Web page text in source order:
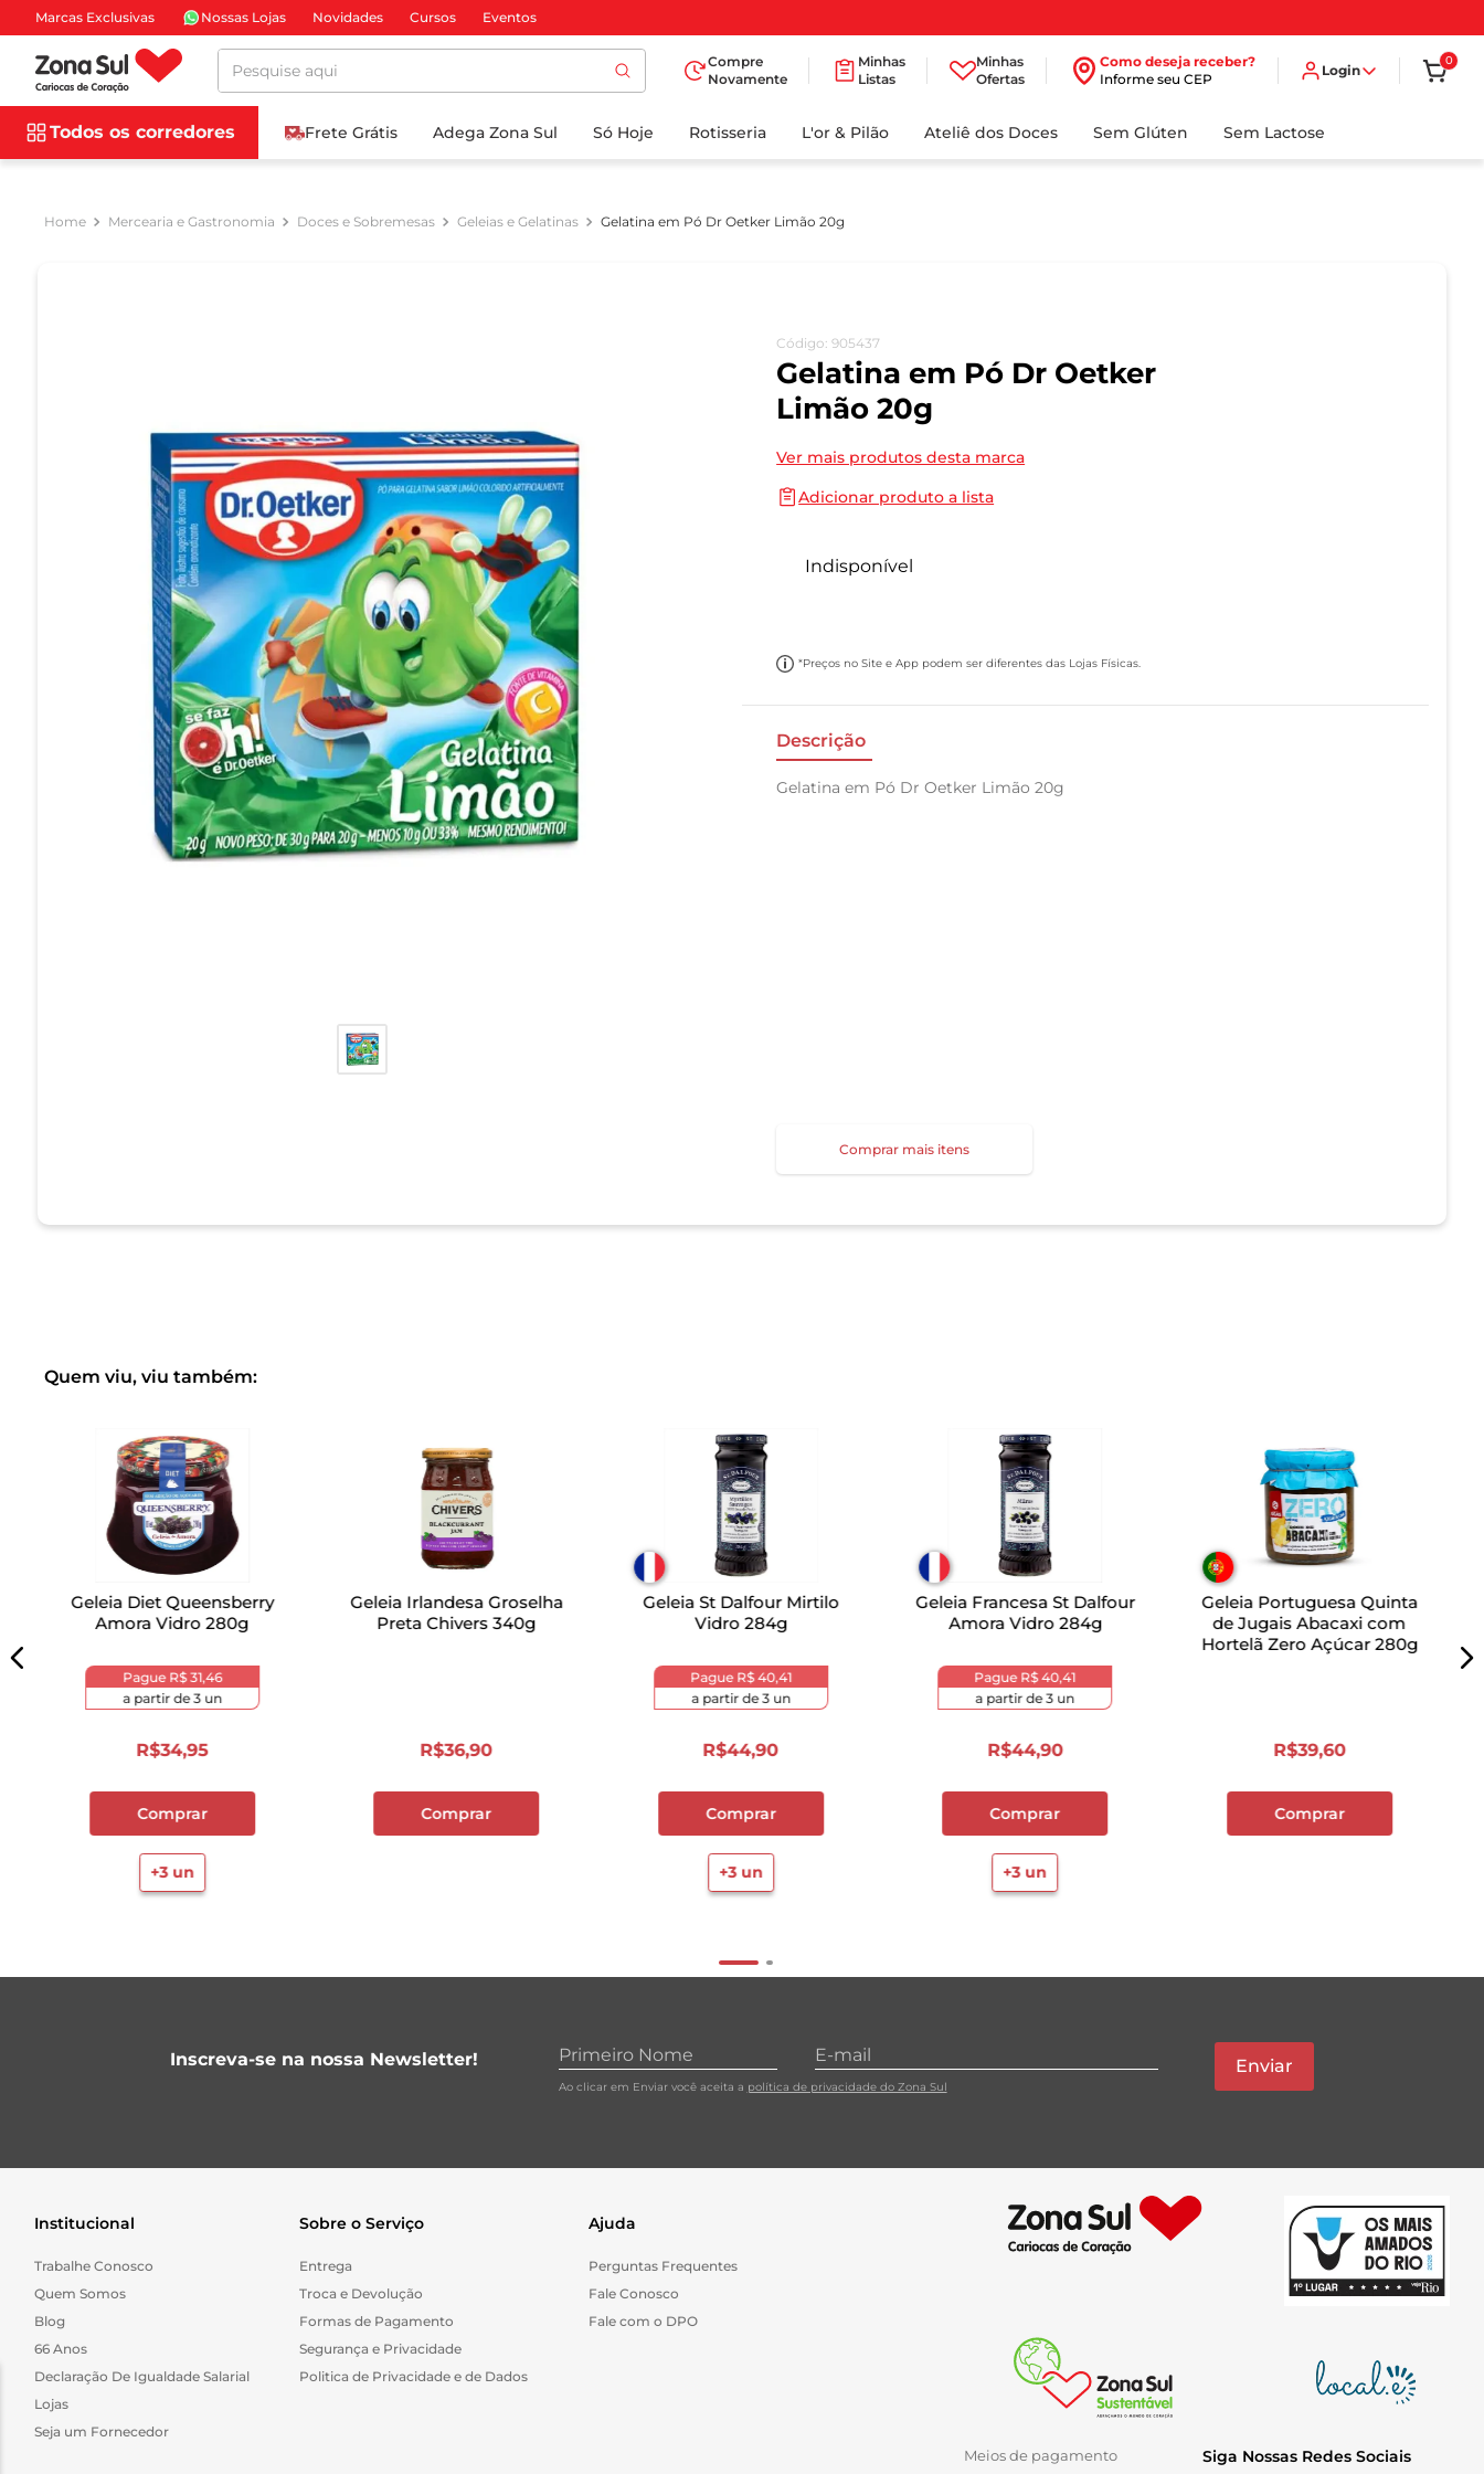
Marcas Exclusivas Nossas Lojas Novidades Cursos Eventos
Pesquise aqui
Compre
Novamente
Minhas
Listas
Minhas
Ofertas
Como deseja receber?
Informe seu CEP
Login
0
Todos os corredores Frete Grátis Adega Zona Sul Só Hoje Rotisseria L'or & Pilão Ateliê dos Doces Sem Glúten Sem Lactose
Mercearia e Gastronomia Doces e Sobremesas Geleias e Gelatinas Gelatina em Pó Dr Oetker Limão 20g
Código:905437
Gelatina em Pó Dr Oetker
Limão 20g
Ver mais produtos desta marca
Adicionar produto a lista
Indisponível
*Preços no Site e App podem ser diferentes das Lojas Físicas.
Descrição
Gelatina em Pó Dr Oetker Limão 20g
Comprar mais itens
Quem viu, viu também:
Geleia Diet Queensberry
Amora Vidro 280g
Pague R$ 31,46
a partir de3un
R$34,95
Comprar
+3un
Geleia Irlandesa Groselha
Preta Chivers 340g
R$36,90
Comprar
Geleia St Dalfour Mirtilo
Vidro 284g
Pague R$ 40,41
a partir de3un
R$44,90
Comprar
+3un
Geleia Francesa St Dalfour
Amora Vidro 284g
Pague R$ 40,41
a partir de3 un
R$44,90
Comprar
+3un
Geleia Portuguesa Quinta
de Jugais Abacaxi com
Hortelã Zero Açúcar 280g
R$39,60
Comprar
Inscreva-se na nossa Newsletter!
Ao clicar em Enviar você aceita a política de privacidade do Zona Sul
Enviar
Institucional
Trabalhe Conosco
Quem Somos
Blog
66 Anos
Declaração De Igualdade Salarial
Lojas
Seja um Fornecedor
Sobre o Serviço
Entrega
Troca e Devolução
Formas de Pagamento
Segurança e Privacidade
Politica de Privacidade e de Dados
Ajuda
Perguntas Frequentes
Fale Conosco
Fale com o DPO
Meios de pagamento Siga Nossas Redes Sociais
BUSCADOS